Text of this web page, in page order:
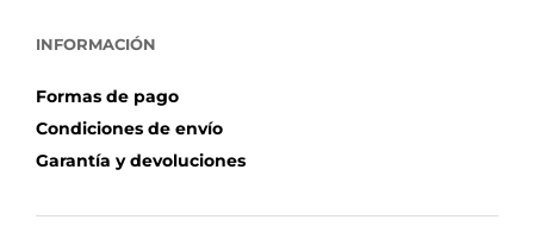
INFORMACIÓN
Formas de pago
Condiciones de envío
Garantía y devoluciones